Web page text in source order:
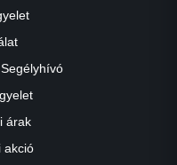
árak
akció